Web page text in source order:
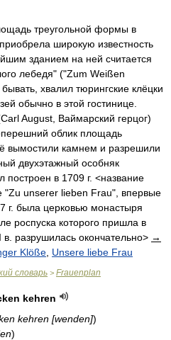
треугольной формы в
широкую известность
зданием на ней считается
лебедя" ("Zum Weißen
хвалил тюрингские клёцки
обычно в этой гостинице.
August, Ваймарский герцог)
облик площадь
вымостили камнем и разрешили
двухэтажный особняк
в 1709 г. <название
"Zu unserer lieben Frau", впервые
г. была церковью монастыря
роспуска которого пришла в
разрушилась окончательно> →
Klöße Unsere liebe Frau
словарь > Frauenplan
kehren
kehren [wenden])
)